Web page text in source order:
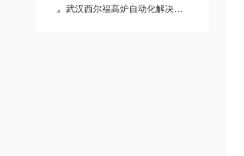
武汉西尔福高炉自动化解决方案